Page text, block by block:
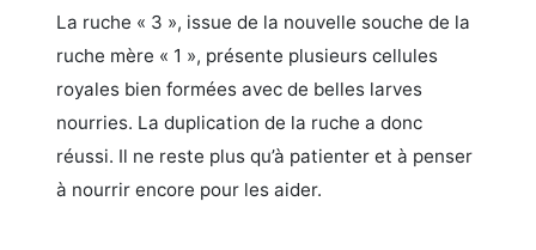
La ruche « 3 », issue de la nouvelle souche de la
ruche mère « 1 », présente plusieurs cellules
royales bien formées avec de belles larves
nourries. La duplication de la ruche a donc
réussi. Il ne reste plus qu’à patienter et à penser
à nourrir encore pour les aider.